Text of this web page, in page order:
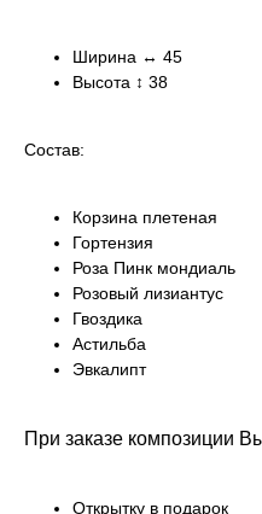
Ширина ↔ 45
Высота ↕ 38
Состав:
Корзина плетеная
Гортензия
Роза Пинк мондиаль
Розовый лизиантус
Гвоздика
Астильба
Эвкалипт
При заказе композиции
Открытку в подарок